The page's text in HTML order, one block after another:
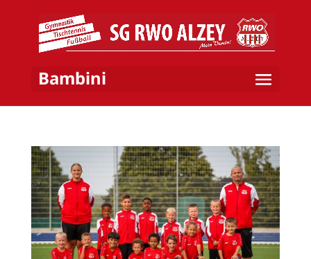
Bambini